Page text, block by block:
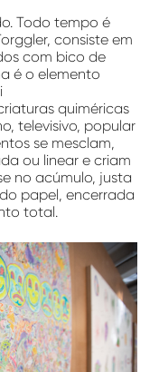
Todo tempo é
consiste em
com bico de
é o elemento
quiméricas
televisivo, popular
se mesclam,
ou linear e criam
no acúmulo, justa
papel, encerrada
total.